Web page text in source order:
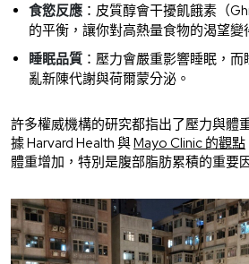
食慾反應 ：皮質醇會干擾飢餓素（
的平衡，讓你對高熱量食物的渴望變
睡眠品質 ：壓力會嚴重影響睡眠，
亂新陳代謝與荷爾蒙分泌。
許多權威機構的研究都指出了壓力與體
據 Harvard Health 與Mayo Clinic 的觀點
體重增加，特別是腹部脂肪累積的重要